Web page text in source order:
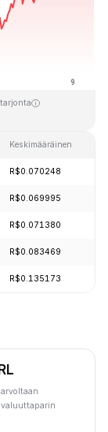
Keskimääräinen
R$0.070248
R$0.069995
R$0.071380
R$0.083469
R$0.135173
valuuttaparin